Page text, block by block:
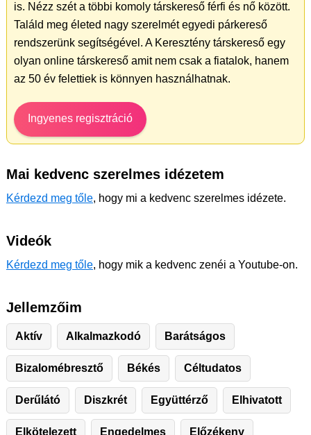
is. Nézz szét a többi komoly társkereső férfi és nő között.
Találd meg életed nagy szerelmét egyedi párkereső
rendszerünk segítségével. A Keresztény társkereső egy
olyan online társkereső amit nem csak a fiatalok, hanem
az 50 év felettiek is könnyen használhatnak.
Ingyenes regisztráció
Mai kedvenc szerelmes idézetem
Kérdezd meg tőle, hogy mi a kedvenc szerelmes idézete.
Videók
Kérdezd meg tőle, hogy mik a kedvenc zenéi a Youtube-on.
Jellemzőim
Aktív Alkalmazkodó Barátságos
Bizalomébresztő Békés Céltudatos
Derűlátó Diszkrét Együttérző Elhivatott
Elkötelezett Engedelmes Előzékeny